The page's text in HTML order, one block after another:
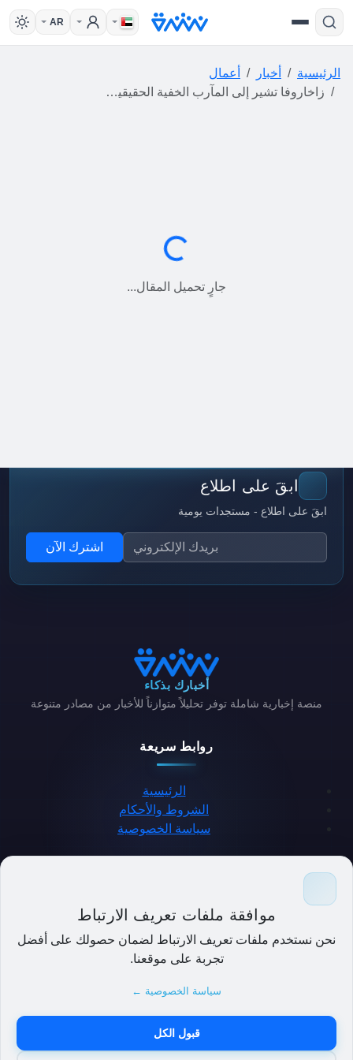
موافقة ملفات تعريف الارتباط
نحن نستخدم ملفات تعريف الارتباط لضمان حصولك على أفضل
تجربة على موقعنا.
سياسة الخصوصية ←
قبول الكل
AR
الرئيسية أخبار
أعمال
زاخاروفا تشير إلى المآرب الخفية الحقيقية للولايات المتحدة من توقيع ميثاق شراكة إستراتيجية مع أرمينيا
جارٍ التحميل...
جارٍ تحميل المقال...
ابقَ على اطلاع
ابقَ على اطلاع - مستجدات يومية
اشترك الآن
أخبارك بذكاء
منصة إخبارية شاملة توفر تحليلاً متوازناً للأخبار من مصادر متنوعة
روابط سريعة
الرئيسية
الشروط والأحكام
سياسة الخصوصية